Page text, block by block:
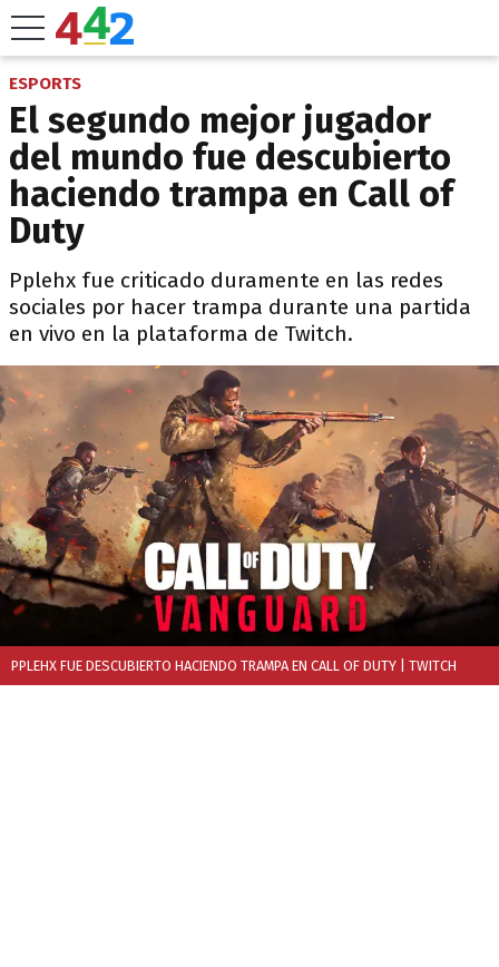
ESPORTS
El segundo mejor jugador
del mundo fue descubierto
haciendo trampa en Call of
Duty
Pplehx fue criticado duramente en las redes
sociales por hacer trampa durante una partida
en vivo en la plataforma de Twitch.
PPLEHX FUE DESCUBIERTO HACIENDO TRAMPA EN CALL OF DUTY | TWITCH